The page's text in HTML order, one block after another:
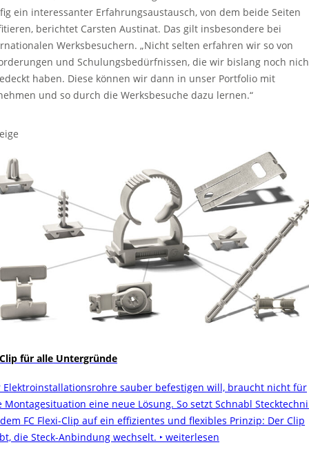
ein interessanter Erfahrungsaustausch, von dem beide Seiten
berichtet Carsten Austinat. Das gilt insbesondere bei
Werksbesuchern. „Nicht selten erfahren wir so von
und Schulungsbedürfnissen, die wir bislang noch
haben. Diese können wir dann in unser Portfolio mit
und so durch die Werksbesuche dazu lernen.“
für alle Untergründe
Elektroinstallationsrohre sauber befestigen will, braucht nicht für
Montagesituation eine neue Lösung. So setzt Schnabl
FC Flexi-Clip auf ein effizientes und flexibles Prinzip: Der Clip
die Steck-Anbindung wechselt. ‣ weiterlesen